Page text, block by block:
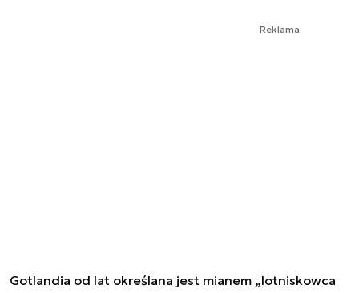
Reklama
Gotlandia od lat określana jest mianem „lotniskowca